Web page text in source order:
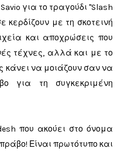
για το τραγούδι "Slash
κερδίζουν με τη σκοτεινή
και αποχρώσεις που
τέχνες, αλλά και με το
κάνει να μοιάζουν σαν να
για τη συγκεκριμένη
που ακούει στο όνομα
Είναι πρωτότυπο και